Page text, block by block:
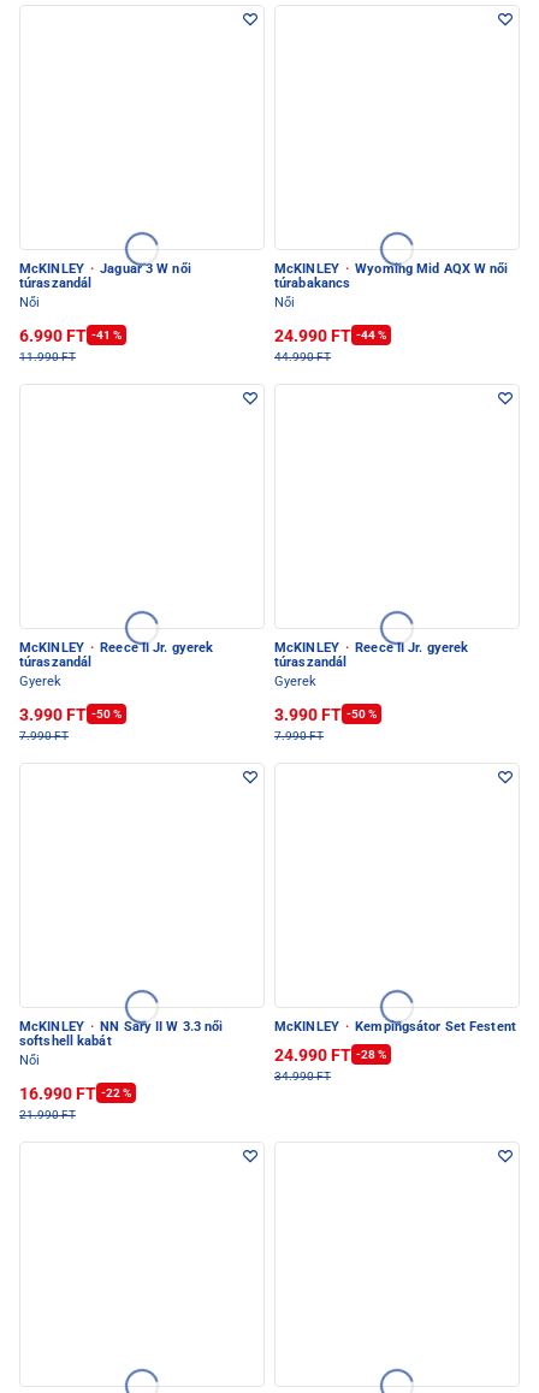
McKINLEY · Jaguar 3 W női
túraszandál
Női
6.990 FT -41 %
11.990 FT
McKINLEY · Wyoming Mid AQX W női
túrabakancs
Női
24.990 FT -44 %
44.990 FT
McKINLEY · Reece II Jr. gyerek
túraszandál
Gyerek
3.990 FT -50 %
7.990 FT
McKINLEY · Reece II Jr. gyerek
túraszandál
Gyerek
3.990 FT -50 %
7.990 FT
McKINLEY · NN Sary II W 3.3 női
softshell kabát
Női
16.990 FT -22 %
21.990 FT
McKINLEY · Kempingsátor Set Festent
24.990 FT -28 %
34.990 FT